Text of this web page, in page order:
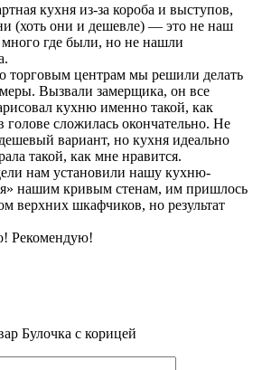
кухня из-за короба и выступов,
(хоть они и дешевле) — это не наш
где были, но не нашли
торговым центрам мы решили делать
Вызвали замерщика, он все
кухню именно такой, как
голове сложилась окончательно. Не
вариант, но кухня идеально
такой, как мне нравится.
нам установили нашу кухню-
нашим кривым стенам, им пришлось
верхних шкафчиков, но результат
Рекомендую!
Булочка с корицей